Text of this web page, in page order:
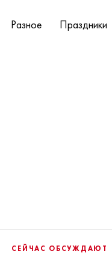
Разное Праздники
СЕЙЧАС ОБСУЖДАЮТ